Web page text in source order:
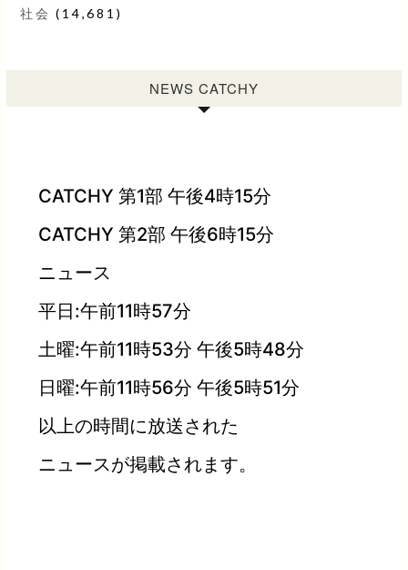
社会 (14,681)
NEWS CATCHY
CATCHY 第1部 午後4時15分
CATCHY 第2部 午後6時15分
ニュース
平日:午前11時57分
土曜:午前11時53分 午後5時48分
日曜:午前11時56分 午後5時51分
以上の時間に放送された
ニュースが掲載されます。